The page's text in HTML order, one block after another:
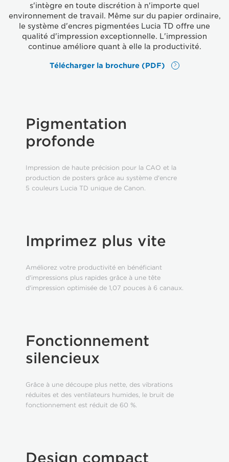
s'intègre en toute discrétion à n'importe quel
environnement de travail. Même sur du papier ordinaire,
le système d'encres pigmentées Lucia TD offre une
qualité d'impression exceptionnelle. L'impression
continue améliore quant à elle la productivité.
Télécharger la brochure (PDF)
Pigmentation
profonde
Impression de haute précision pour la CAO et la
production de posters grâce au système d'encre
5 couleurs Lucia TD unique de Canon.
Imprimez plus vite
Améliorez votre productivité en bénéficiant
d'impressions plus rapides grâce à une tête
d'impression optimisée de 1,07 pouces à 6 canaux.
Fonctionnement
silencieux
Grâce à une découpe plus nette, des vibrations
réduites et des ventilateurs humides, le bruit de
fonctionnement est réduit de 60 %.
Design compact